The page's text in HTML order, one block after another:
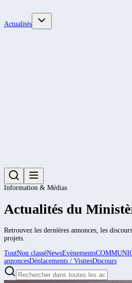
Actualités
Information & Médias
Actualités du
Retrouvez les dernières annonces, les
projets.
ToutNon classéNewsEvènements
annoncesDéplacements / VisitesDiscours